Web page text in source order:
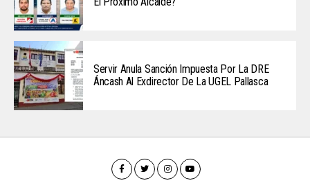
Servir Anula Sanción Impuesta Por La DRE
Áncash Al Exdirector De La UGEL Pallasca